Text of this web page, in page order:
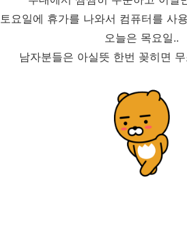
토요일에 휴가를 나와서 컴퓨터를 사
오늘은 목요일..
남자분들은 아실뜻 한번 꽂히면